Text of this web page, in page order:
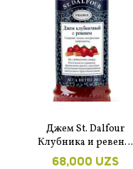
Джем St. Dalfour
Клубника и ревень,
284 гр.
68,000 UZS